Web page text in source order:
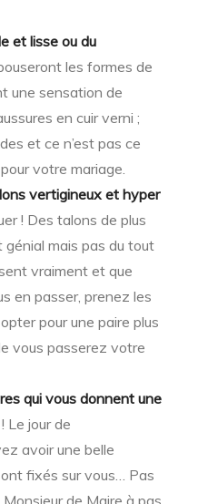
et lisse ou du
les formes de
une sensation de
en cuir verni ;
et ce n’est pas ce
votre mariage.
vertigineux et hyper
! Des talons de plus
génial mais pas du tout
vraiment et que
en passer, prenez les
pour une paire plus
vous passerez votre
qui vous donnent une
! Le jour de
avoir une belle
fixés sur vous… Pas
de Maire à pas